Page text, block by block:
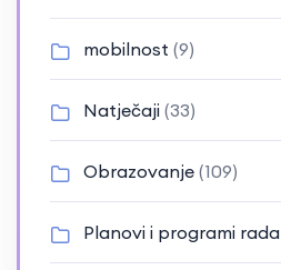
mobilnost (9)
Natječaji (33)
Obrazovanje (109)
Planovi i programi rada